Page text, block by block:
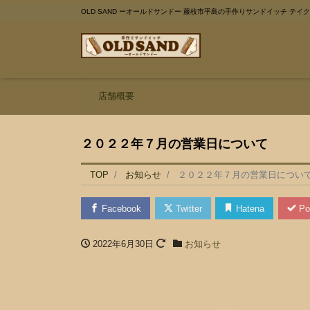
OLD SAND ーオールドサンドー 藤枝市平島の手作りサンドイッチ テイ
店舗概要
２０２２年７月の営業日について
TOP お知らせ ２０２２年７月の営業日につい
Facebook Twitter Hatena
2022年6月30日 お知らせ